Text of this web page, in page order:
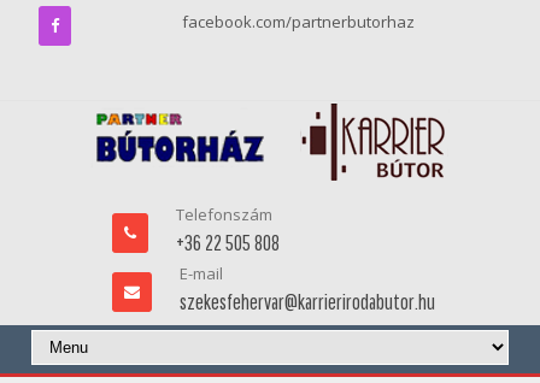
facebook.com/partnerbutorhaz
Telefonszám
+36 22 505 808
E-mail
szekesfehervar@karrierirodabutor.hu